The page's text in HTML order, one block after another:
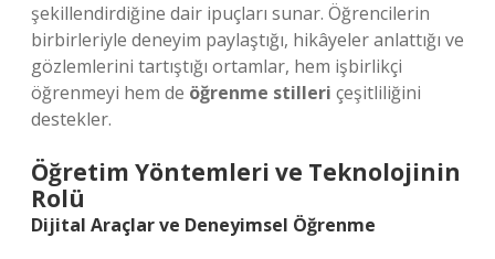
şekillendirdiğine dair ipuçları sunar. Öğrencilerin
birbirleriyle deneyim paylaştığı, hikâyeler anlattığı ve
gözlemlerini tartıştığı ortamlar, hem işbirlikçi
öğrenmeyi hem de öğrenme stilleri çeşitliliğini
destekler.
Öğretim Yöntemleri ve Teknolojinin
Rolü
Dijital Araçlar ve Deneyimsel Öğrenme